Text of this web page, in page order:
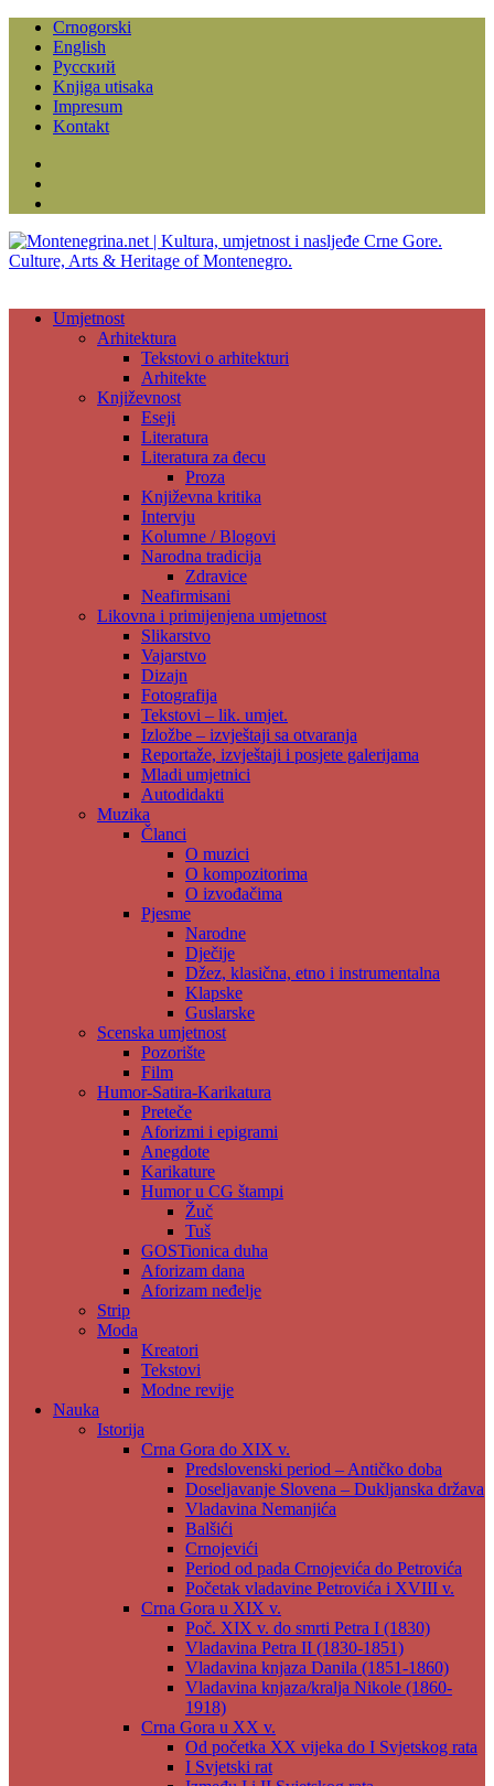
Crnogorski
English
Русский
Knjiga utisaka
Impresum
Kontakt
Umjetnost
Arhitektura
Tekstovi o arhitekturi
Arhitekte
Književnost
Eseji
Literatura
Literatura za đecu
Proza
Književna kritika
Intervju
Kolumne / Blogovi
Narodna tradicija
Zdravice
Neafirmisani
Likovna i primijenjena umjetnost
Slikarstvo
Vajarstvo
Dizajn
Fotografija
Tekstovi – lik. umjet.
Izložbe – izvještaji sa otvaranja
Reportaže, izvještaji i posjete galerijama
Mladi umjetnici
Autodidakti
Muzika
Članci
O muzici
O kompozitorima
O izvođačima
Pjesme
Narodne
Dječije
Džez, klasična, etno i instrumentalna
Klapske
Guslarske
Scenska umjetnost
Pozorište
Film
Humor-Satira-Karikatura
Preteče
Aforizmi i epigrami
Anegdote
Karikature
Humor u CG štampi
Žuč
Tuš
GOSTionica duha
Aforizam dana
Aforizam neđelje
Strip
Moda
Kreatori
Tekstovi
Modne revije
Nauka
Istorija
Crna Gora do XIX v.
Predslovenski period – Antičko doba
Doseljavanje Slovena – Dukljanska država
Vladavina Nemanjića
Balšići
Crnojevići
Period od pada Crnojevića do Petrovića
Početak vladavine Petrovića i XVIII v.
Crna Gora u XIX v.
Poč. XIX v. do smrti Petra I (1830)
Vladavina Petra II (1830-1851)
Vladavina knjaza Danila (1851-1860)
Vladavina knjaza/kralja Nikole (1860-
1918)
Crna Gora u XX v.
Od početka XX vijeka do I Svjetskog rata
I Svjetski rat